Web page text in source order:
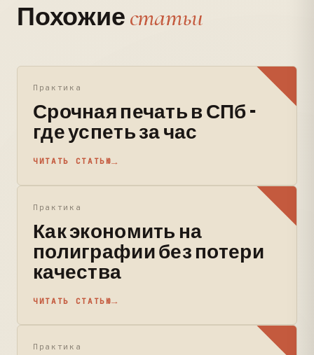
Похожиестатьи
Практика
Срочная печать в СПб -
где успеть за час
ЧИТАТЬ СТАТЬЮ
Практика
Как экономить на
полиграфии без потери
качества
ЧИТАТЬ СТАТЬЮ
Практика